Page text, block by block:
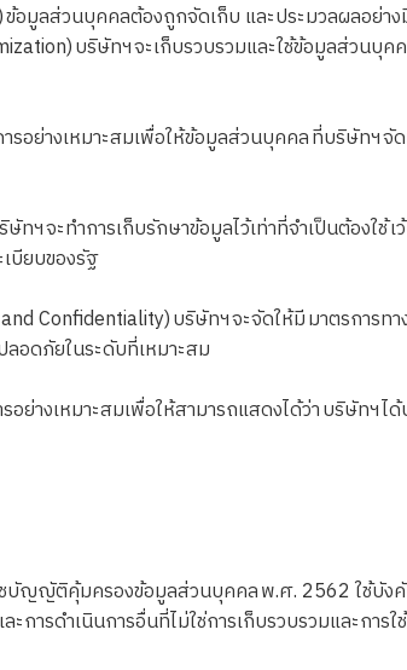
อมูลส่วนบุคคลต้องถูกจัดเก็บ และประมวลผลอย่า
บริษัทฯ จะเก็บรวบรวมและใช้ข้อมูลส่วนบุค
รอย่างเหมาะสมเพื่อให้ข้อมูลส่วนบุคคล ที่บริษัทฯ
ฯ จะทำการเก็บรักษาข้อมูลไว้เท่าที่จำเป็นต้องใ
บียบของรัฐ
Confidentiality) บริษัทฯ จะจัดให้มี มาตรการทา
อดภัยในระดับที่เหมาะสม
างเหมาะสมเพื่อให้สามารถแสดงได้ว่า บริษัทฯ ไ
ญัติคุ้มครองข้อมูลส่วนบุคคล พ.ศ. 2562 ใช้บังคับ
การดำเนินการอื่นที่ไม่ใช่การเก็บรวบรวมและกา